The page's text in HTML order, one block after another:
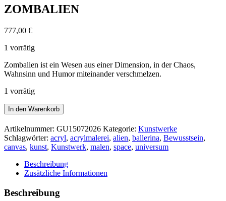
ZOMBALIEN
777,00 €
1 vorrätig
Zombalien ist ein Wesen aus einer Dimension, in der Chaos,
Wahnsinn und Humor miteinander verschmelzen.
1 vorrätig
ZOMBALIEN
Menge
In den Warenkorb
Artikelnummer: GU15072026 Kategorie: Kunstwerke
Schlagwörter: acryl, acrylmalerei, alien, ballerina, Bewusstsein,
canvas, kunst, Kunstwerk, malen, space, universum
Beschreibung
Zusätzliche Informationen
Beschreibung